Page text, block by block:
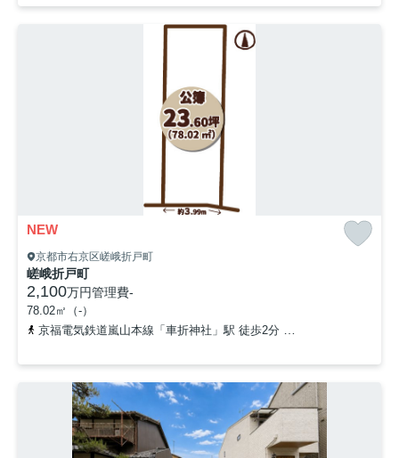
NEW
京都市右京区嵯峨折戸町
嵯峨折戸町
2,100万円管理費-
78.02㎡（-）
京福電気鉄道嵐山本線「車折神社」駅 徒歩2分